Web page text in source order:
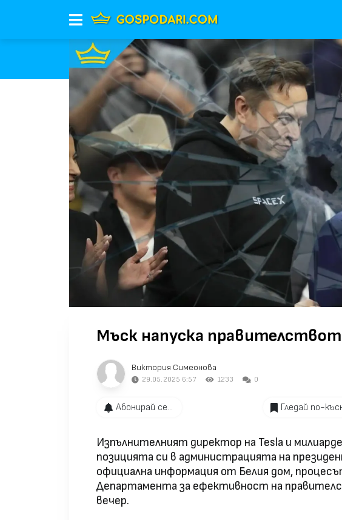
Мъск напуска
Виктория Симеонова
29.05.2025 6:57 1233 0
Абонирай се... Гледай по-
Изпълнителният директор на Tesla и
позицията си в администрацията на
официална информация от Белия дом,
Департамента за ефективност на
вечер.